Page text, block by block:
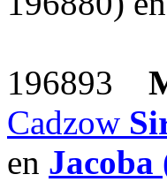
196893
Cadzow
en Jacoba